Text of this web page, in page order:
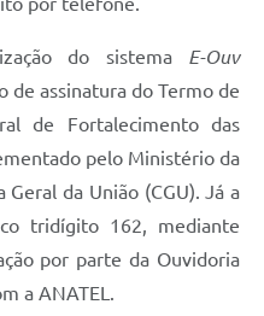
do sistema E-Ouv
assinatura do Termo de
de Fortalecimento das
pelo Ministério da
da União (CGU). Já a
tridígito 162, mediante
por parte da Ouvidoria
a ANATEL.